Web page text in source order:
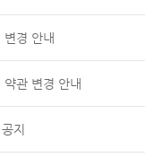
경 안내
약관 변경 안내
지